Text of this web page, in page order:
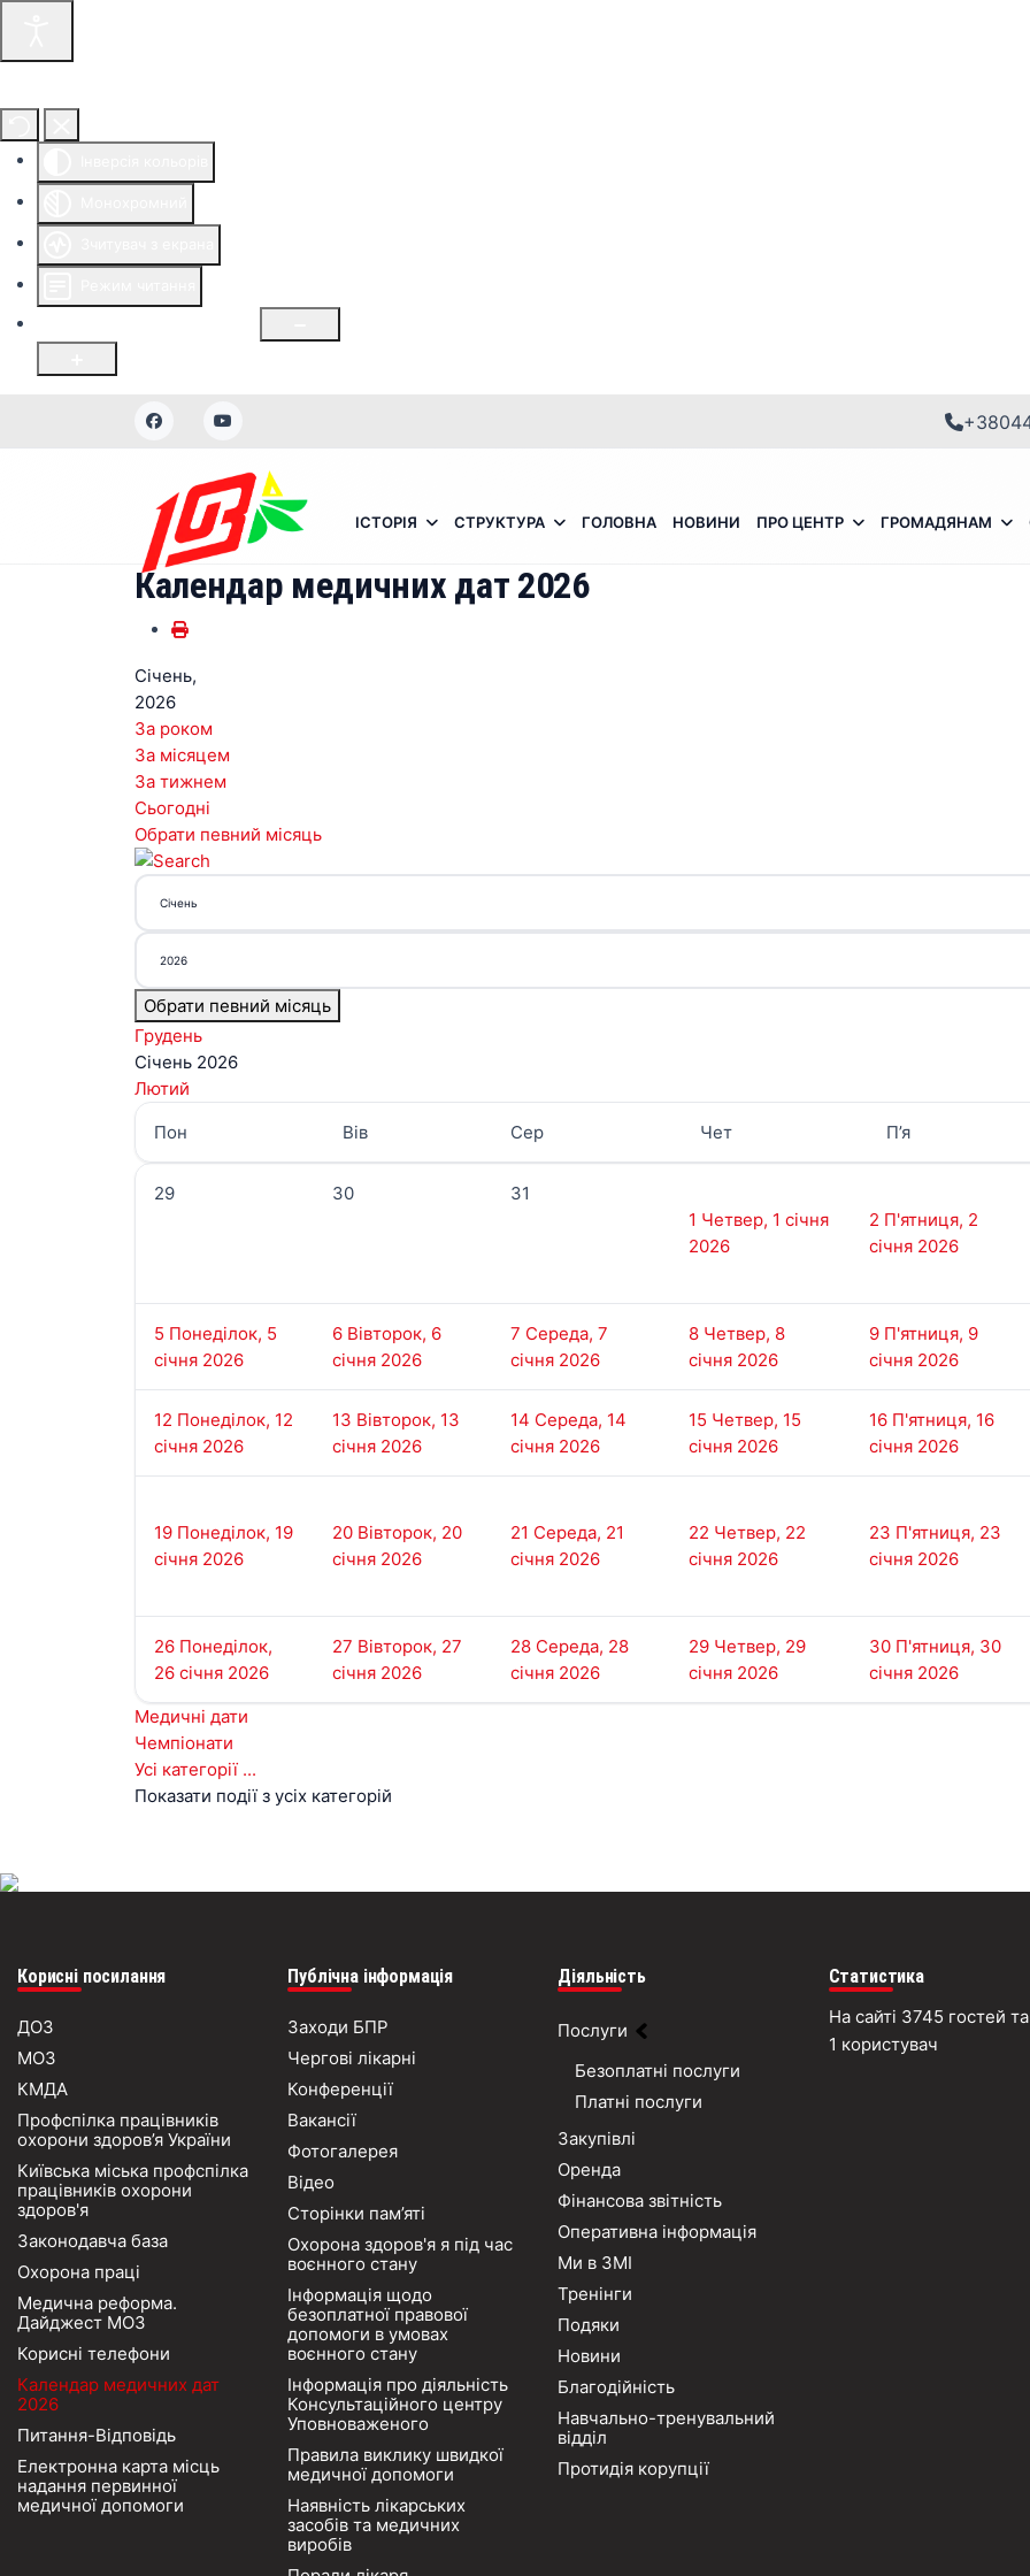
ІСТОРІЯ СТРУКТУРА ГОЛОВНА НОВИНИ ПРО ЦЕНТР ГРОМАДЯНАМ
Календар медичних дат 2026
Січень,
2026
За роком
За місяцем
За тижнем
Сьогодні
Обрати певний місяць
Обрати певний місяць
Грудень
Січень 2026
Лютий
Пон
Вів Сер Чет П’я
29 30
31
1 Четвер, 1 січня
2026
2 П'ятниця, 2
січня 2026
5 Понеділок, 5
січня 2026
6 Вівторок, 6
січня 2026
7 Середа, 7
січня 2026
8 Четвер, 8
січня 2026
9 П'ятниця, 9
січня 2026
12 Понеділок, 12
січня 2026
13 Вівторок, 13
січня 2026
14 Середа, 14
січня 2026
15 Четвер, 15
січня 2026
16 П'ятниця, 16
січня 2026
19 Понеділок, 19
січня 2026
20 Вівторок, 20
січня 2026
21 Середа, 21
січня 2026
22 Четвер, 22
січня 2026
23 П'ятниця, 23
січня 2026
26 Понеділок,
26 січня 2026
27 Вівторок, 27
січня 2026
28 Середа, 28
січня 2026
29 Четвер, 29
січня 2026
30 П'ятниця, 30
січня 2026
Медичні дати
Чемпіонати
Усі категорії ...
Показати події з усіх категорій
Корисні посилання
ДОЗ
МОЗ
КМДА
Профспілка працівників
охорони здоров’я України
Київська міська профспілка
працівників охорони
здоров'я
Законодавча база
Охорона праці
Медична реформа.
Дайджест МОЗ
Корисні телефони
Календар медичних дат
2026
Питання-Відповідь
Електронна карта місць
надання первинної
медичної допомоги
Публічна інформація
Заходи БПР
Чергові лікарні
Конференції
Вакансії
Фотогалерея
Відео
Сторінки пам’яті
Охорона здоров'я я під час
воєнного стану
Інформація щодо
безоплатної правової
допомоги в умовах
воєнного стану
Інформація про діяльність
Консультаційного центру
Уповноваженого
Правила виклику швидкої
медичної допомоги
Наявність лікарських
засобів та медичних
виробів
Діяльність
Послуги
Безоплатні послуги
Платні послуги
Закупівлі
Оренда
Фінансова звітність
Оперативна інформація
Ми в ЗМІ
Тренінги
Подяки
Новини
Благодійність
Навчально-тренувальний
відділ
Протидія корупції
Статистика
На сайті 3745 гостей та
1 користувач